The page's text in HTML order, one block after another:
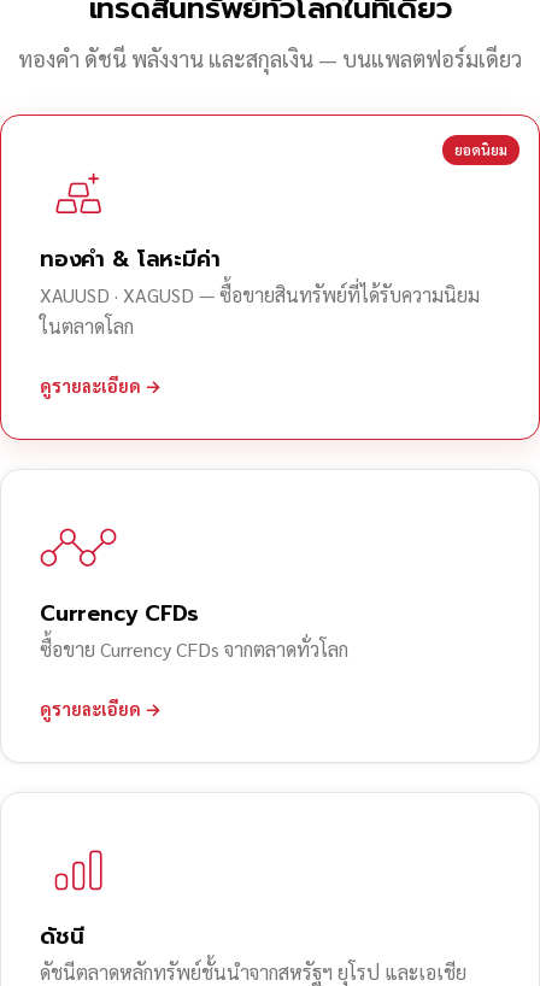
ทองคำ ดัชนี พลังงาน และสกุลเงิน — บนแพลตฟอร์มเดียว
ยอดนิยม
ทองคำ & โลหะมีค่า
XAUUSD · XAGUSD — ซื้อขายสินทรัพย์ที่ได้รับความนิยม
ในตลาดโลก
ดูรายละเอียด →
Currency CFDs
ซื้อขาย Currency CFDs จากตลาดทั่วโลก
ดูรายละเอียด →
ดัชนี
ดัชนีตลาดหลักทรัพย์ชั้นนำจากสหรัฐฯ ยุโรป และเอเชีย